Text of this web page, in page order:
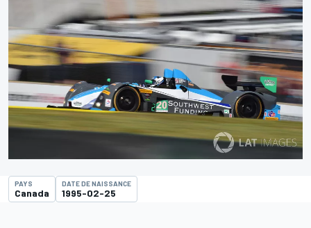
PAYS
Canada
DATE DE NAISSANCE
1995-02-25